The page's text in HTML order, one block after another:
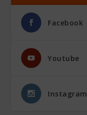
Facebook
Youtube
Instagram